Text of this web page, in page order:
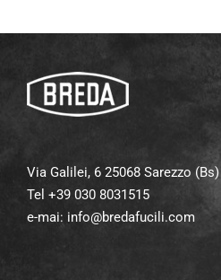
Via Galilei, 6 25068 Sarezzo
Tel +39 030 8031515
e-mai: info@bredafucili.com